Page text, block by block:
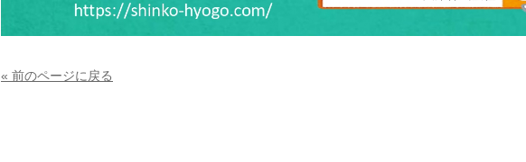
« 前のページに戻る